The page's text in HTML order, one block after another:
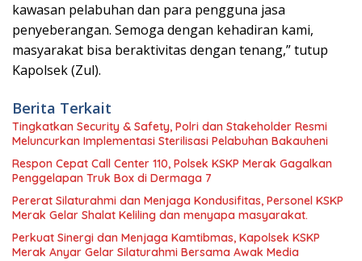
kawasan pelabuhan dan para pengguna jasa
penyeberangan. Semoga dengan kehadiran kami,
masyarakat bisa beraktivitas dengan tenang,” tutup
Kapolsek (Zul).
Berita Terkait
Tingkatkan Security & Safety, Polri dan Stakeholder Resmi
Meluncurkan Implementasi Sterilisasi Pelabuhan Bakauheni
Respon Cepat Call Center 110, Polsek KSKP Merak Gagalkan
Penggelapan Truk Box di Dermaga 7
Pererat Silaturahmi dan Menjaga Kondusifitas, Personel KSKP
Merak Gelar Shalat Keliling dan menyapa masyarakat.
Perkuat Sinergi dan Menjaga Kamtibmas, Kapolsek KSKP
Merak Anyar Gelar Silaturahmi Bersama Awak Media